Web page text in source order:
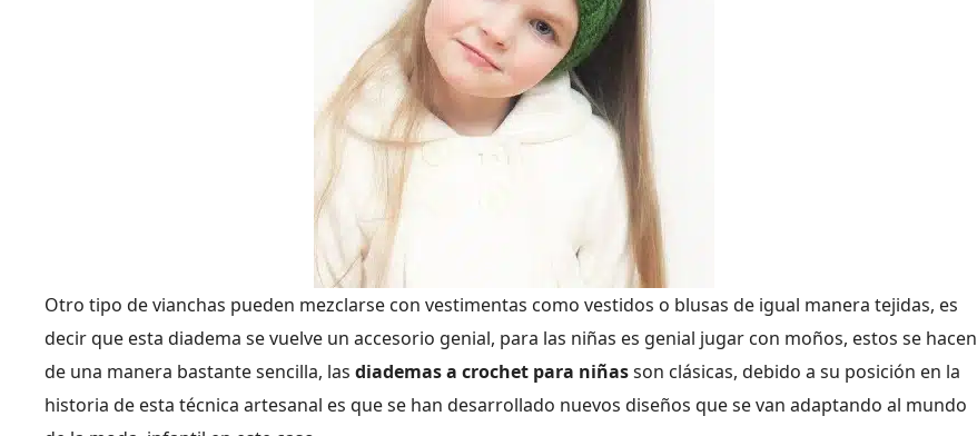
Otro tipo de vianchas pueden mezclarse con vestimentas como vestidos o blusas de igual manera tejidas, es
decir que esta diadema se vuelve un accesorio genial, para las niñas es genial jugar con moños, estos se hacen
de una manera bastante sencilla, las diademas a crochet para niñasson clásicas, debido a su posición en la
historia de esta técnica artesanal es que se han desarrollado nuevos diseños que se van adaptando al mundo